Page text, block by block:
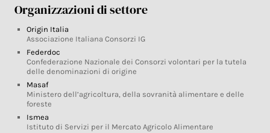
Organizzazioni di settore
Origin Italia
Associazione Italiana Consorzi IG
Federdoc
Confederazione Nazionale dei Consorzi volontari per la tutela
delle denominazioni di origine
Masaf
Ministero dell’agricoltura, della sovranità alimentare e delle
foreste
Ismea
Istituto di Servizi per il Mercato Agricolo Alimentare